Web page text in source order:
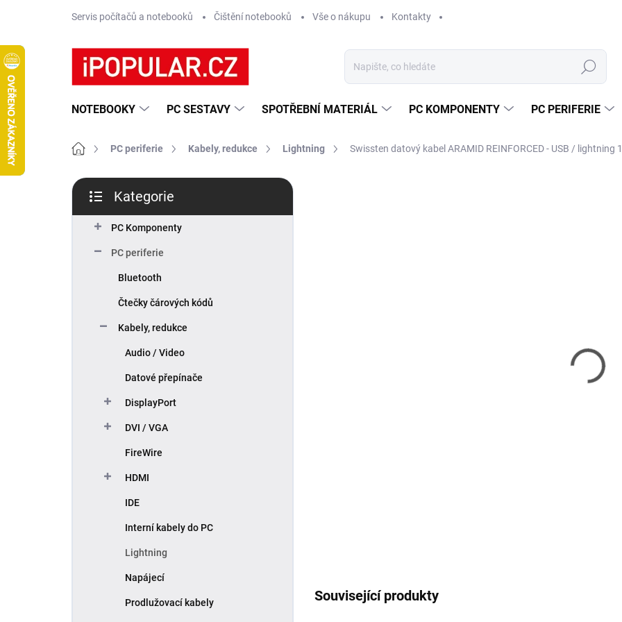
Servis počítačů a notebooků Čištění notebooků Vše o nákupu Kontakty
Hledat
NOTEBOOKY PC SESTAVY SPOTŘEBNÍ MATERIÁL PC KOMPONENTY PC PERIFERIE
Domů PC periferie Kabely, redukce Lightning Swissten datový kabel ARAMID REINFORCED - USB / lightning
P
s
kategorie
Kategorie
PC Komponenty
PC periferie
Bluetooth
Čtečky čárových kódů
Kabely, redukce
Audio / Video
Datové přepínače
DisplayPort
DVI / VGA
FireWire
HDMI
IDE
Interní kabely do PC
Lightning
Napájecí
Prodlužovací kabely Související produkty